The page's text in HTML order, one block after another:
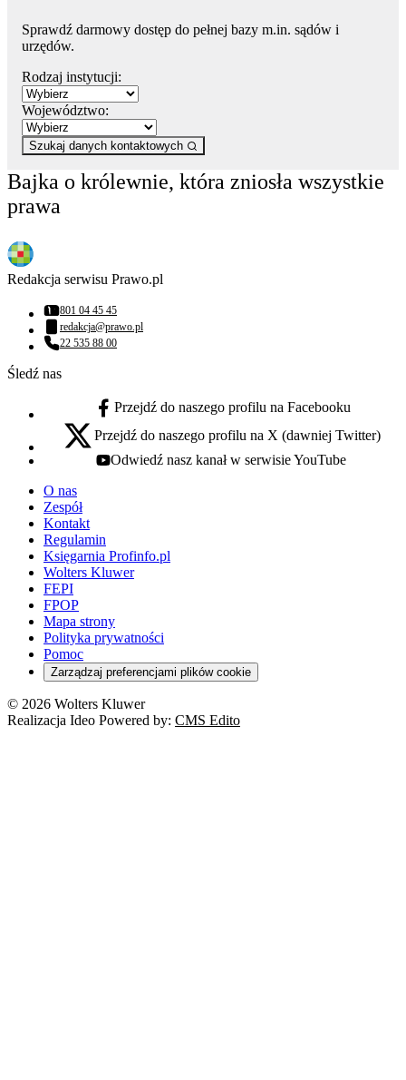
Sprawdź darmowy dostęp do pełnej bazy m.in. sądów i
urzędów.
Rodzaj instytucji:
Województwo:
Szukaj danych kontaktowych
Bajka o królewnie, która zniosła wszystkie
prawa
Redakcja serwisu Prawo.pl
Numer telefonu:
801 04 45 45
Adres email:
redakcja@prawo.pl
Numer telefonu:
22 535 88 00
Śledź nas
facebook - otwiera się w nowej karcie
Przejdź do naszego profilu na Facebooku
x - otwiera się w nowej karcie
Przejdź do naszego profilu na X (dawniej Twitter)
youtube - otwiera się w nowej karcie
Odwiedź nasz kanał w serwisie YouTube
O nas
Zespół
Kontakt
Regulamin
Księgarnia Profinfo.pl
Wolters Kluwer
FEPI
FPOP
Mapa strony
Polityka prywatności
Pomoc
Zarządzaj preferencjami plików cookie
© 2026 Wolters Kluwer
Realizacja Ideo Powered by: CMS Edito